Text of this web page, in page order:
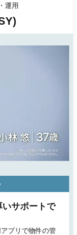
運用
サポートで
プリで物件の管